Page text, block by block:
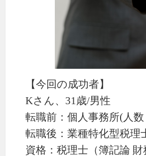
【今回の成功者】
Kさん、31歳/男性
転職前：個人事務所(人
転職後：業種特化型税理
資格：税理士（簿記論